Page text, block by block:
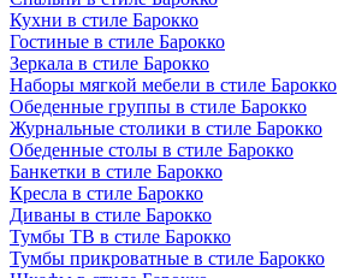
Кухни в стиле Барокко
Гостиные в стиле Барокко
Зеркала в стиле Барокко
Наборы мягкой мебели в стиле Барокко
Обеденные группы в стиле Барокко
Журнальные столики в стиле Барокко
Обеденные столы в стиле Барокко
Банкетки в стиле Барокко
Кресла в стиле Барокко
Диваны в стиле Барокко
Тумбы ТВ в стиле Барокко
Тумбы прикроватные в стиле Барокко